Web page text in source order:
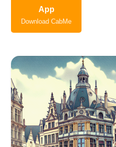
App
Download CabMe